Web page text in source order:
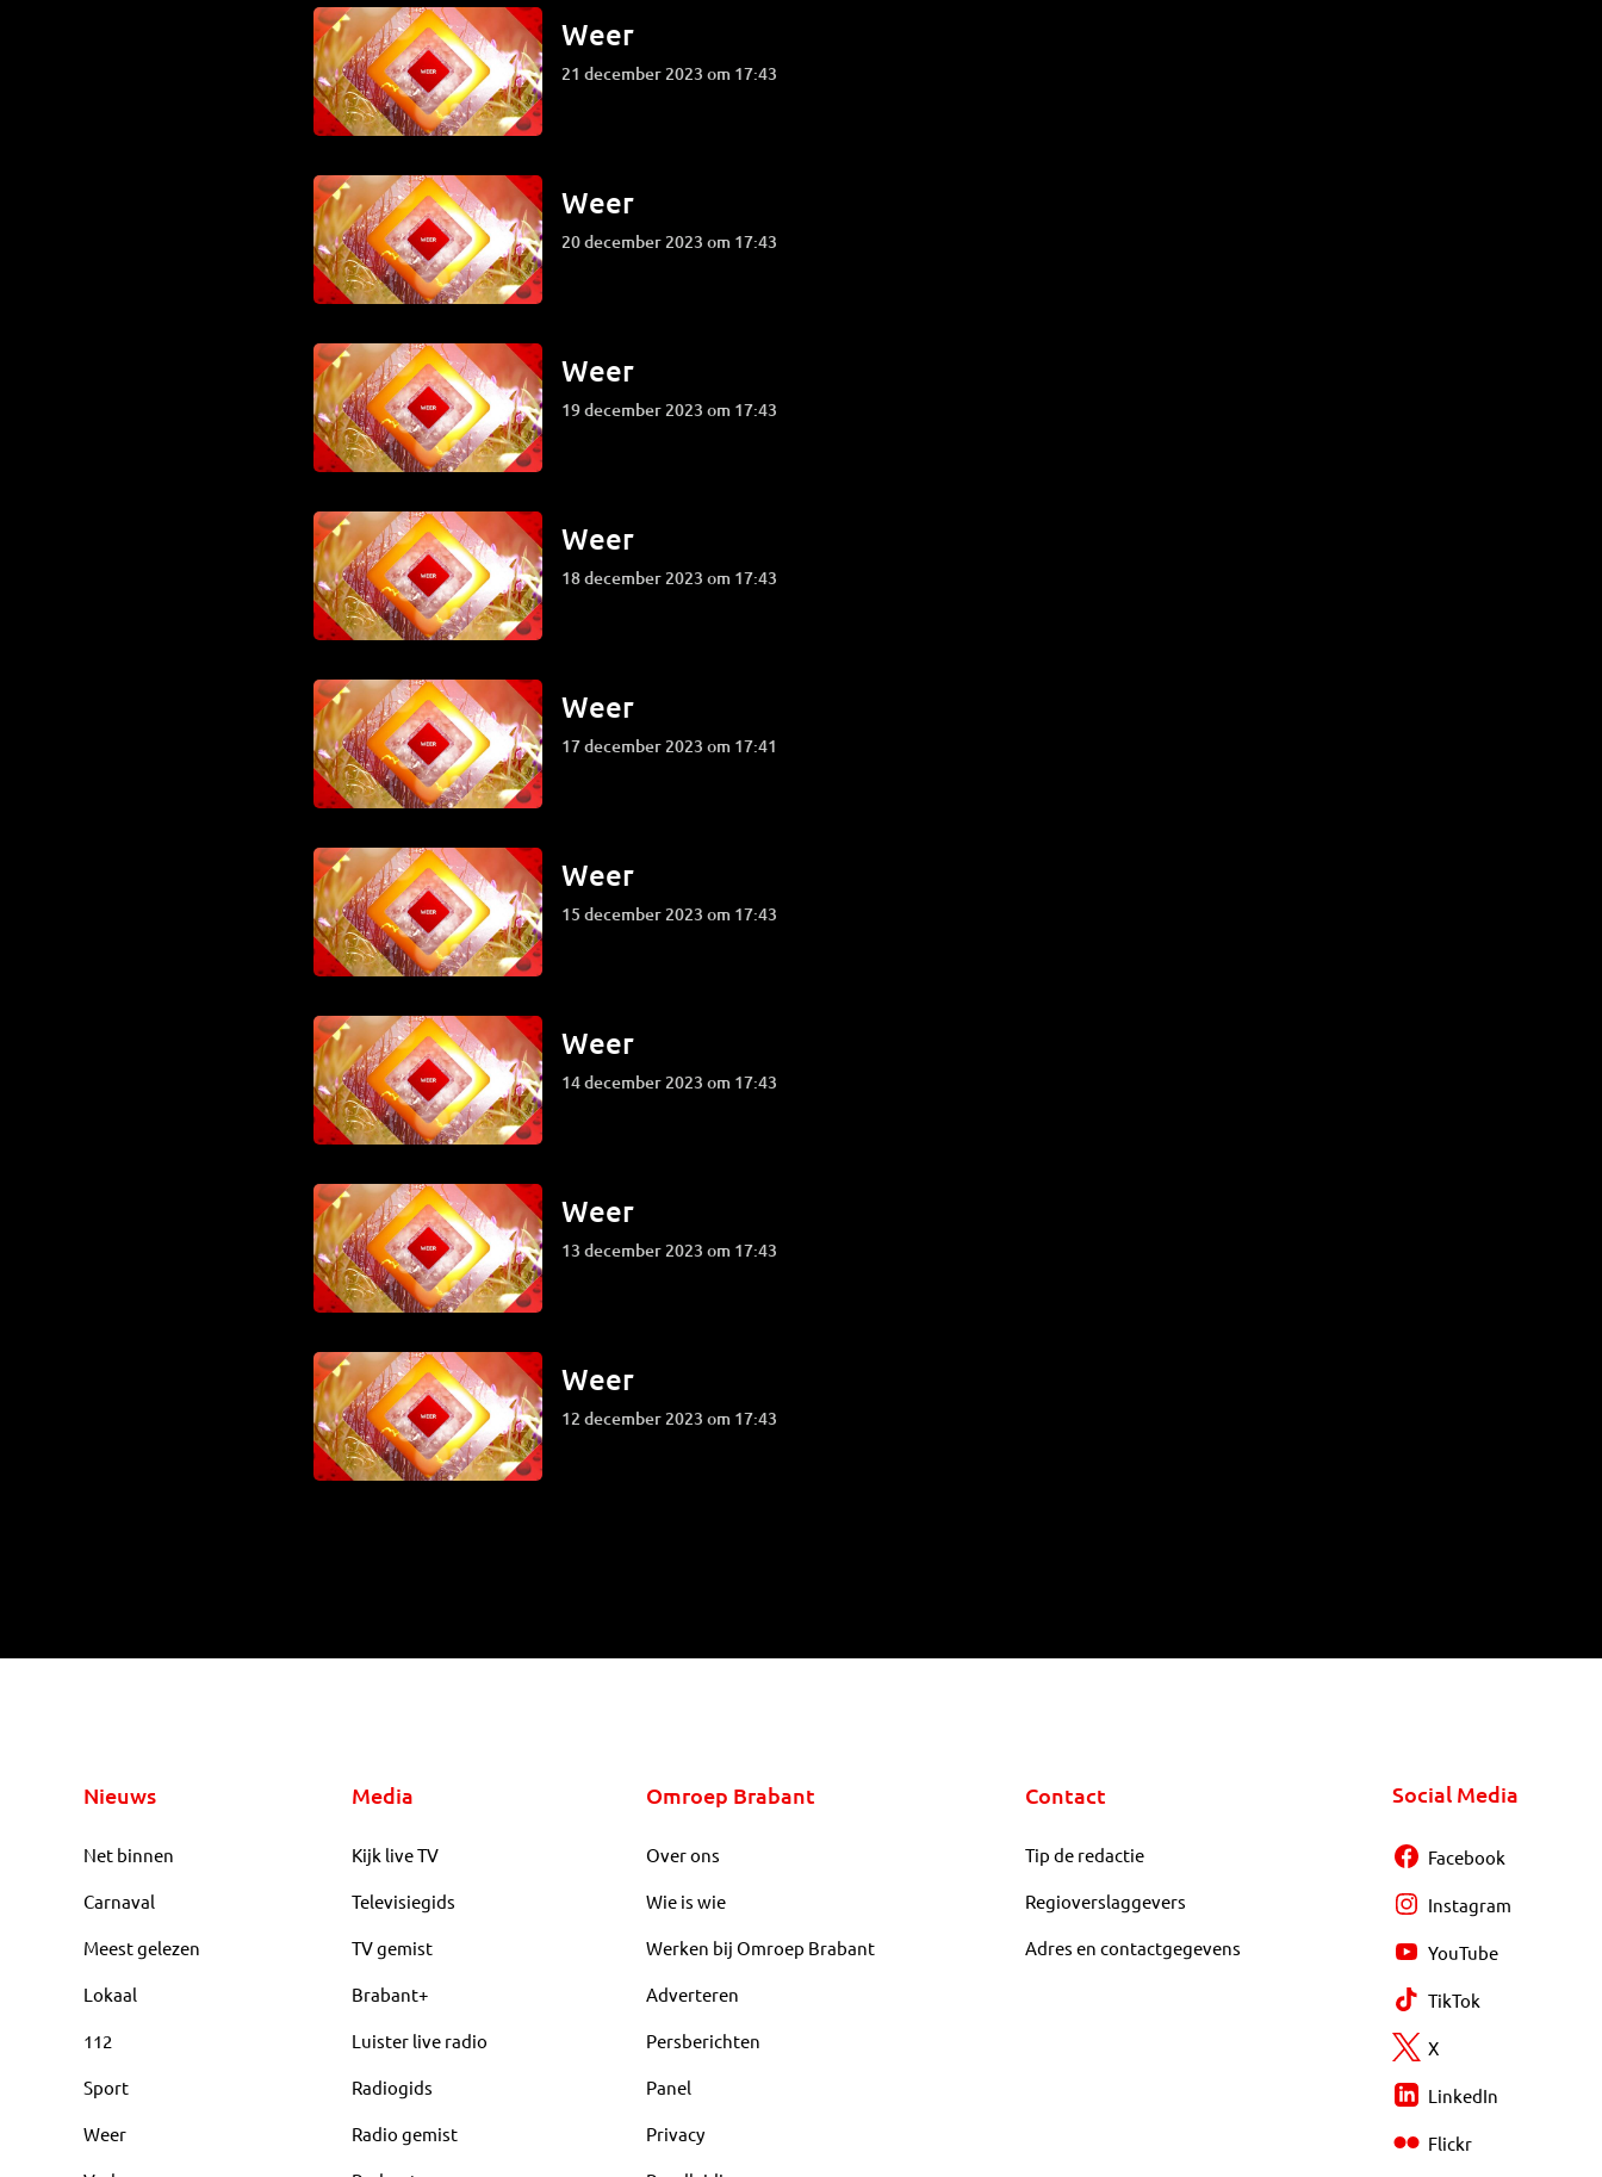
Weer
21 december 2023 om 17:43
Weer
20 december 2023 om 17:43
Weer
19 december 2023 om 17:43
Weer
18 december 2023 om 17:43
Weer
17 december 2023 om 17:41
Weer
15 december 2023 om 17:43
Weer
14 december 2023 om 17:43
Weer
13 december 2023 om 17:43
Weer
12 december 2023 om 17:43
Nieuws
Net binnen
Carnaval
Meest gelezen
Lokaal
112
Sport
Weer
Media
Kijk live TV
Televisiegids
TV gemist
Brabant+
Luister live radio
Radiogids
Radio gemist
Omroep Brabant
Over ons
Wie is wie
Werken bij Omroep Brabant
Adverteren
Persberichten
Panel
Privacy
Contact
Tip de redactie
Regioverslaggevers
Adres en contactgegevens
Social Media
Facebook
Instagram
YouTube
TikTok
X
LinkedIn
Flickr